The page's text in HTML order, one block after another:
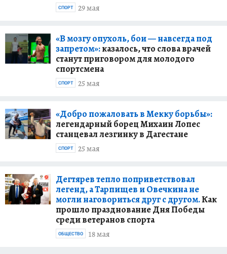
29 мая
СПОРТ
«В мозгу опухоль, бои — навсегда под
запретом»:казалось, что слова врачей
станут приговором для молодого
спортсмена
25 мая
СПОРТ
«Добро пожаловать в Мекку борьбы»:
легендарный борец Михаин Лопес
станцевал лезгинку в Дагестане
25 мая
СПОРТ
Дегтярев тепло поприветствовал
легенд, а Тарпищев и Овечкина не
могли наговориться друг с другом.Как
прошло празднование Дня Победы
среди ветеранов спорта
18 мая
ОБЩЕСТВО